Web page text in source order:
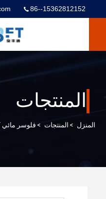
86--15362812152
المنتجات
المنزل > المنتجات > فلوسر مائي